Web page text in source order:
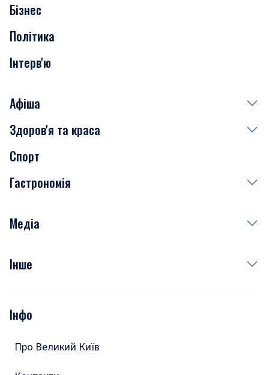
Транспорт
Бізнес
Політика
Інтерв'ю
Афіша
Сьогодні
Завтра
Субота
Здоров'я та краса
Медицина
Краса
Спорт
Гастрономія
Рецепти
Медіа
Фото
Подкасти
Інше
Тести
Інфо
Про Великий Київ